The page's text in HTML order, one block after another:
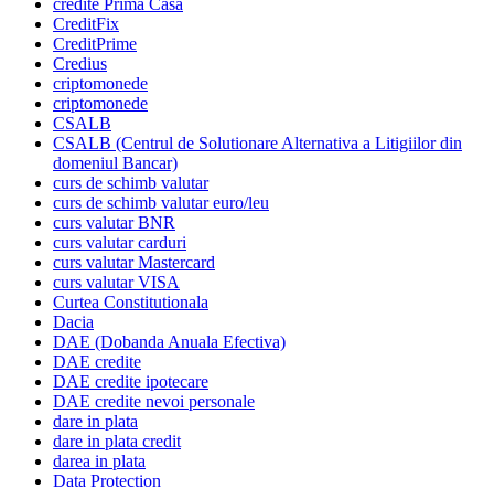
credite Prima Casa
CreditFix
CreditPrime
Credius
criptomonede
criptomonede
CSALB
CSALB (Centrul de Solutionare Alternativa a Litigiilor din
domeniul Bancar)
curs de schimb valutar
curs de schimb valutar euro/leu
curs valutar BNR
curs valutar carduri
curs valutar Mastercard
curs valutar VISA
Curtea Constitutionala
Dacia
DAE (Dobanda Anuala Efectiva)
DAE credite
DAE credite ipotecare
DAE credite nevoi personale
dare in plata
dare in plata credit
darea in plata
Data Protection